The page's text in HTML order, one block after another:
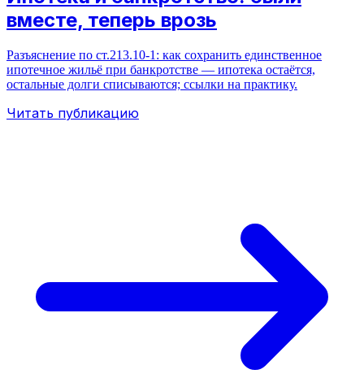
вместе, теперь врозь
Разъяснение по ст.213.10-1: как сохранить единственное
ипотечное жильё при банкротстве — ипотека остаётся,
остальные долги списываются; ссылки на практику.
Читать публикацию